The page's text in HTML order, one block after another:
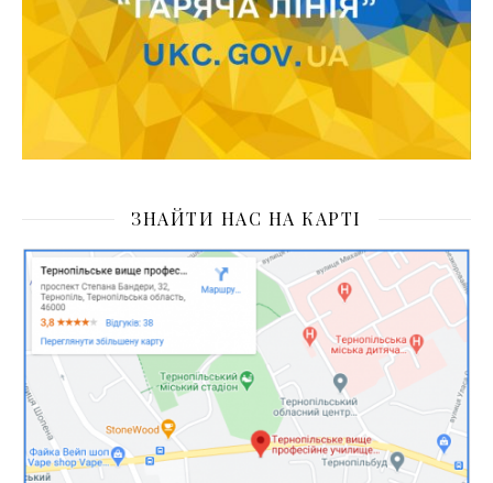
ЗНАЙТИ НАС НА КАРТІ